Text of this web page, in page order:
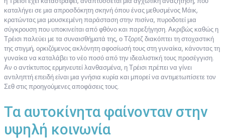
καταλήγει σε μια απροσδόκητη σκηνή όπου ένας μεθυσμένος Μάικ,
κρατώντας μια μουσκεμένη παράσταση στην πισίνα, πυροδοτεί μια
σύγκρουση που υποκινείται από φθόνο και παρεξήγηση. Ακριβώς καθώς η
Τρέισι παλεύει με τα συναισθήματά της, ο Τζορτζ διακόπτει τη στοχαστική
της στιγμή, ορκιζόμενος ακλόνητη αφοσίωσή τους στη γυναίκα, κάνοντας τη
γυναίκα να καταλάβει το νέο ποσό από την ιδεαλιστική τους προσέγγιση.
Αν ο αντίκτυπος ερμηνευτεί λανθασμένα, η Τρέισι πρέπει να γίνει
αντιληπτή επειδή είναι μια γνήσια κυρία και μπορεί να αντιμετωπίσετε τον
Σεθ στις προηγούμενες αποφάσεις τους.
Τα αυτοκίνητα φαίνονταν στην
υψηλή κοινωνία